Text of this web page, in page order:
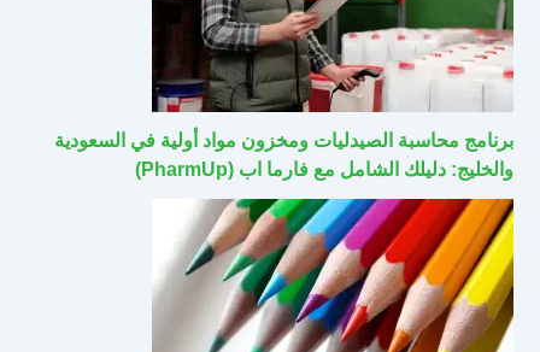
برنامج محاسبة الصيدليات ومخزون مواد أولية في السعودية
والخليج: دليلك الشامل مع فارما اب (PharmUp)